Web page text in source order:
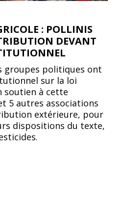
: POLLINIS
DEVANT
groupes politiques ont
sur la loi
soutien à cette
5 autres associations
extérieure, pour
dispositions du texte,